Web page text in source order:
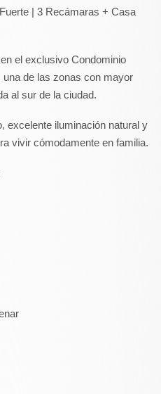
| 3 Recámaras + Casa
el exclusivo Condominio
una de las zonas con mayor
al sur de la ciudad.
excelente iluminación natural y
vivir cómodamente en familia.